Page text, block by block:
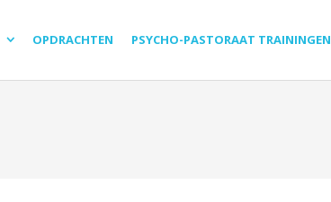
OPDRACHTEN PSYCHO-PASTORAAT TRAININGEN